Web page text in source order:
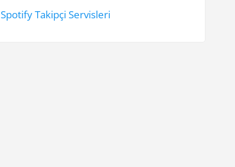
Spotify Takipçi Servisleri